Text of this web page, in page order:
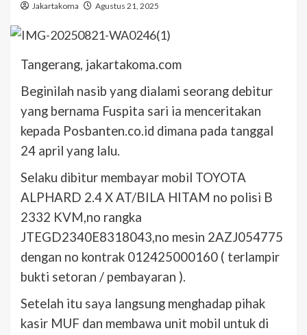
Jakartakoma Agustus 21, 2025
Tangerang, jakartakoma.com
Beginilah nasib yang dialami seorang debitur
yang bernama Fuspita sari ia menceritakan
kepada Posbanten.co.id dimana pada tanggal
24 april yang lalu.
Selaku dibitur membayar mobil TOYOTA
ALPHARD 2.4 X AT/BILA HITAM no polisi B
2332 KVM,no rangka
JTEGD2340E8318043,no mesin 2AZJ054775
dengan no kontrak 012425000160 ( terlampir
bukti setoran / pembayaran ).
Setelah itu saya langsung menghadap pihak
kasir MUF dan membawa unit mobil untuk di